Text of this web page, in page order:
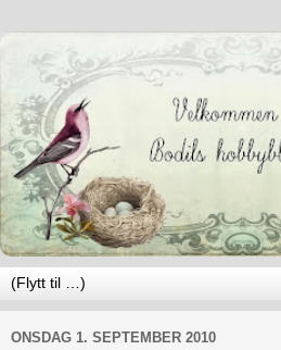
ONSDAG 1. SEPTEMBER 2010